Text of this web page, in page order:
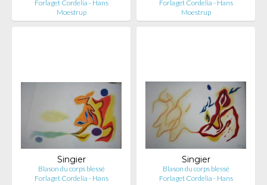
Forlaget Cordelia - Hans
Moestrup
Forlaget Cordelia - Hans
Moestrup
Singier
Blason du corps blessé
Forlaget Cordelia - Hans
Singier
Blason du corps blessé
Forlaget Cordelia - Hans